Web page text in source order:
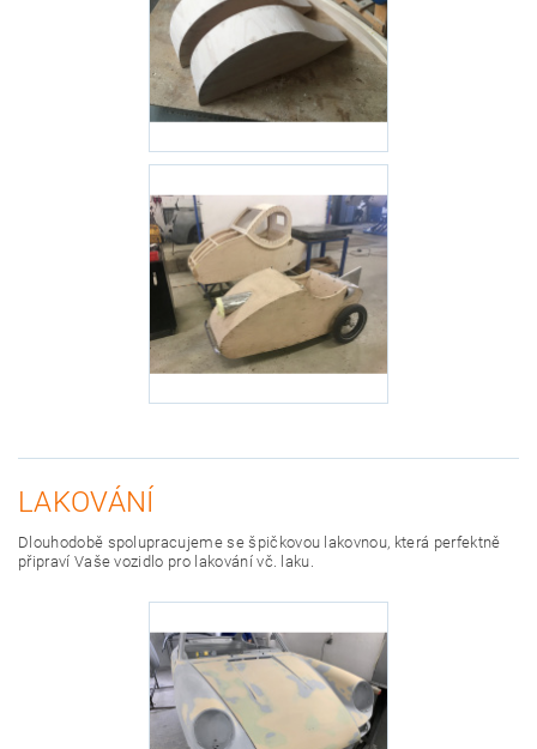
LAKOVÁNÍ
Dlouhodobě spolupracujeme se špičkovou lakovnou, která perfektně
připraví Vaše vozidlo pro lakování vč. laku.